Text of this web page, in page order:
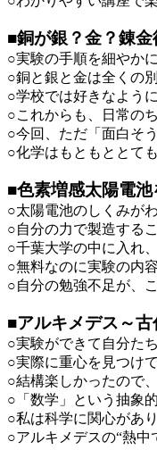
■銅が銀？金？錬金
○実験の手順を細やか
○銅と銀と金は全くの
○学校では好きなよう
○これからも、日常の
○今回、ただ「面白そ
○化学はもともととて
■色素増感太陽電池
○太陽電池のしくみが
○自分の力で製造する
○千葉大学の中に入れ
○無料なのに実験の内
○自分の勉強不足が、
■アルキメデス～古
○実験ができて自分た
○実際に重心を見つけ
○結構楽しかったので
○「数学」という抽象
○私は科学に関心があ
○アルキメデスの“熱中